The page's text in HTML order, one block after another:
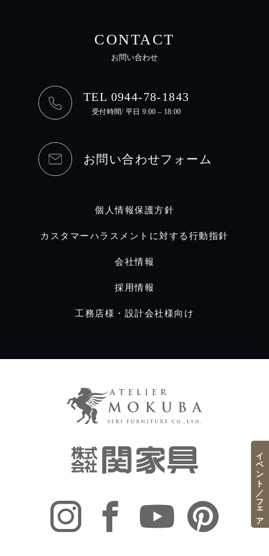
CONTACT
お問い合わせ
TEL 0944-78-1843
受付時間/ 平日 9:00 – 18:00
お問い合わせフォーム
個人情報保護方針
カスタマーハラスメントに対する行動指針
会社情報
採用情報
工務店様・設計会社様向け
イベント／フェア